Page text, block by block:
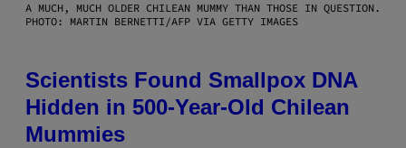
A MUCH, MUCH OLDER CHILEAN MUMMY THAN THOSE IN QUESTION.
PHOTO: MARTIN BERNETTI/AFP VIA GETTY IMAGES
Scientists Found Smallpox DNA
Hidden in 500-Year-Old Chilean
Mummies